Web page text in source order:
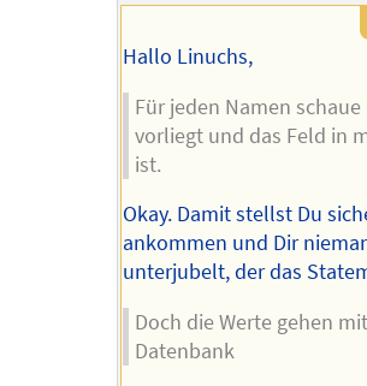
Hallo Linuchs,
Für jeden Namen schaue
vorliegt und das Feld in
ist.
Okay. Damit stellst Du
ankommen und Dir
unterjubelt, der das
Doch die Werte gehen
Datenbank